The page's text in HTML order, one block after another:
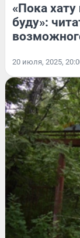
«Пока
буду»:
20 июля, 2025,